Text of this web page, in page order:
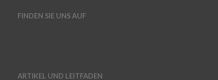
FINDEN SIE UNS AUF
ARTIKEL UND LEITFADEN